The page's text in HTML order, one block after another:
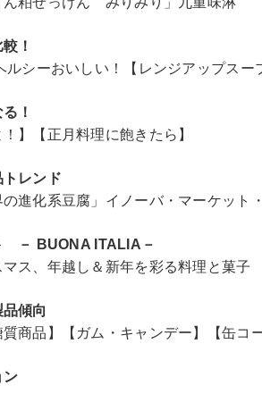
！
シーおいしい！【レンジアップスー
！
】【正月料理に飽きたら】
レンド
進化系豆腐」イノーバ・マーケット
－
BUONA ITALIA－
ス、年越し＆新年を彩る料理と菓子
傾向
商品】【ガム・キャンデー】【缶コー
ン